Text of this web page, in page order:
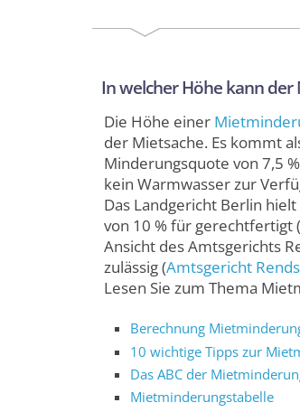
In welcher Höhe kann
Die Höhe einer
der Mietsache. Es kommt
Minderungs­quote von 7,5
kein Warmwasser zur
Das Landgericht Berlin
von 10 % für gerechtfertigt (
Ansicht des Amts­gerichts
zulässig (Amtsgericht
Lesen Sie zum Thema
Berechnung
10 wichtige Tipps zur
Das ABC der
Mietminderungstabelle